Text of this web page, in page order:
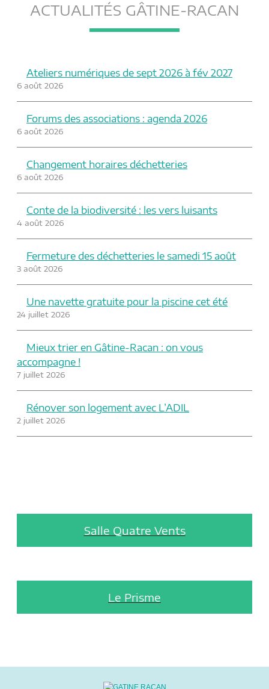
ACTUALITÉS GÂTINE-RACAN
Ateliers numériques de sept 2026 à fév 2027
6 août 2026
Forums des associations : agenda 2026
6 août 2026
Changement horaires déchetteries
6 août 2026
Conte de la biodiversité : les vers luisants
4 août 2026
Fermeture des déchetteries le samedi 15 août
3 août 2026
Une navette gratuite pour la piscine cet été
24 juillet 2026
Mieux trier en Gâtine-Racan : on vous
accompagne !
7 juillet 2026
Rénover son logement avec L’ADIL
2 juillet 2026
Salle Quatre Vents
Le Prisme